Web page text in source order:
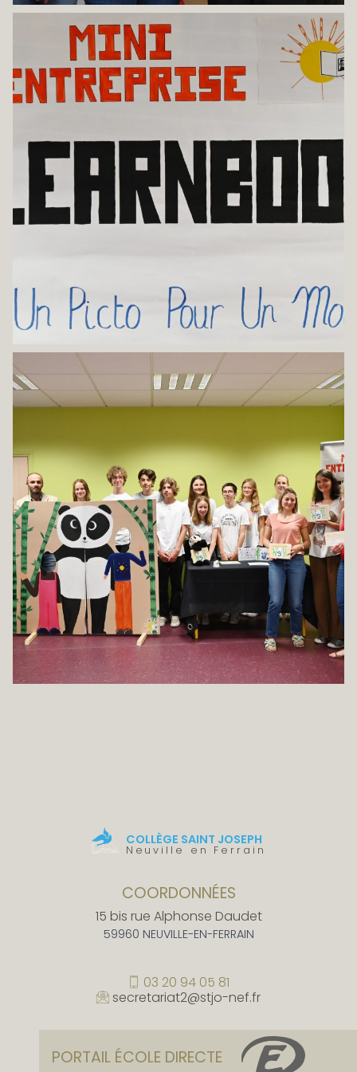
COLLÈGE SAINT JOSEPH
Neuville en Ferrain
COORDONNÉES
15 bis rue Alphonse Daudet
59960 NEUVILLE-EN-FERRAIN
03 20 94 05 81
secretariat2@stjo-nef.fr
PORTAIL ÉCOLE DIRECTE